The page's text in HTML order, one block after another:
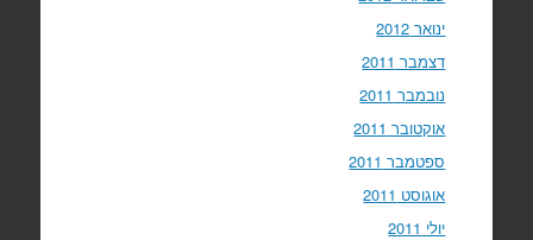
ינואר 2012
דצמבר 2011
נובמבר 2011
אוקטובר 2011
ספטמבר 2011
אוגוסט 2011
יולי 2011